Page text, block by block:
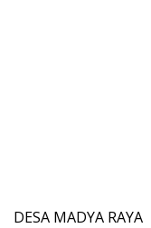
DESA MADYA RAYA